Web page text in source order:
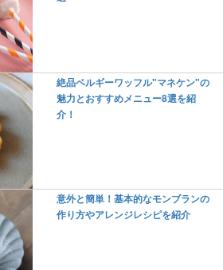
絶品ベルギーワッフル"マネケン"の
魅力とおすすめメニュー8選を紹
介！
意外と簡単！基本的なモンブランの
作り方やアレンジレシピを紹介